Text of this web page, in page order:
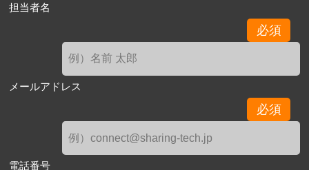
担当者名
必須
メールアドレス
必須
電話番号